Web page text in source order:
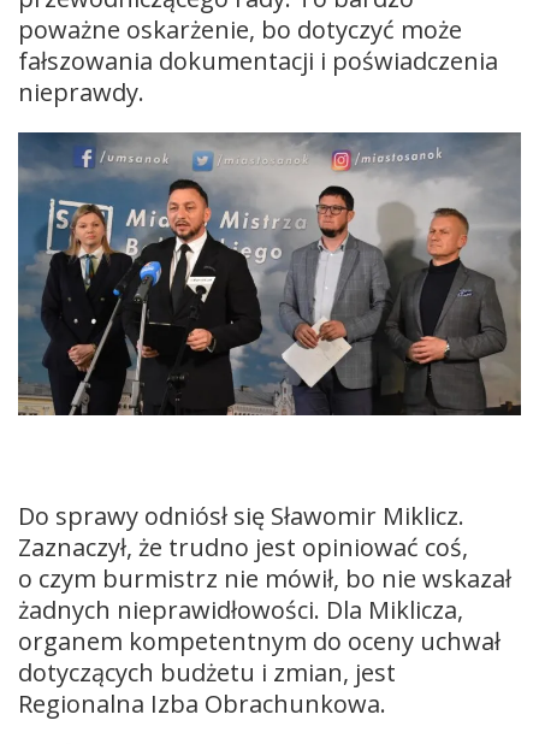
poważne oskarżenie, bo dotyczyć może
fałszowania dokumentacji i poświadczenia
nieprawdy.
Do sprawy odniósł się Sławomir Miklicz.
Zaznaczył, że trudno jest opiniować coś,
o czym burmistrz nie mówił, bo nie wskazał
żadnych nieprawidłowości. Dla Miklicza,
organem kompetentnym do oceny uchwał
dotyczących budżetu i zmian, jest
Regionalna Izba Obrachunkowa.